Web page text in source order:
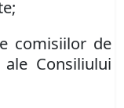
comisiilor de
ale Consiliului